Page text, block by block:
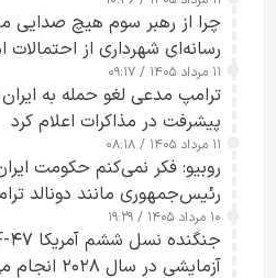
چرا از رهبر سوم هیچ صدایی
رسانه‌ای شهرداری از احتمالات
جاسوسی گفت
۱۱ مرداد ۱۴۰۵ / ۰۹:۱۷
ترامپ مدعی لغو
پیشرفت در مذاکرات اعلام کرد
۱۱ مرداد ۱۴۰۵ / ۰۸:۱۸
روبیو: فکر نمی‌کنم حکومت
رئیس‌جمهوری مانند دونالد
کسی که واقعاً دست به اقدام
۱۰ مرداد ۱۴۰۵ / ۱۹:۲۹
آزمایشی در سال ۲۰۲۸ انجام می‌شود